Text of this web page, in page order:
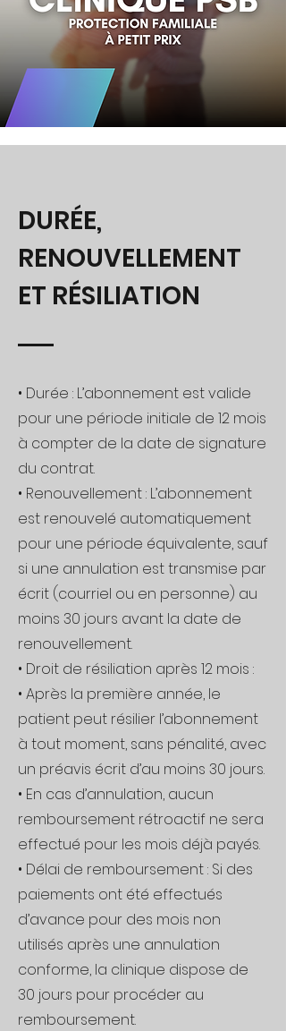
DURÉE,
RENOUVELLEMENT
ET RÉSILIATION
• Durée : L’abonnement est valide
pour une période initiale de 12 mois
à compter de la date de signature
du contrat.
• Renouvellement : L’abonnement
est renouvelé automatiquement
pour une période équivalente, sauf
si une annulation est transmise par
écrit (courriel ou en personne) au
moins 30 jours avant la date de
renouvellement.
• Droit de résiliation après 12 mois :
• Après la première année, le
patient peut résilier l’abonnement
à tout moment, sans pénalité, avec
un préavis écrit d’au moins 30 jours.
• En cas d’annulation, aucun
remboursement rétroactif ne sera
effectué pour les mois déjà payés.
• Délai de remboursement : Si des
paiements ont été effectués
d’avance pour des mois non
utilisés après une annulation
conforme, la clinique dispose de
30 jours pour procéder au
remboursement.